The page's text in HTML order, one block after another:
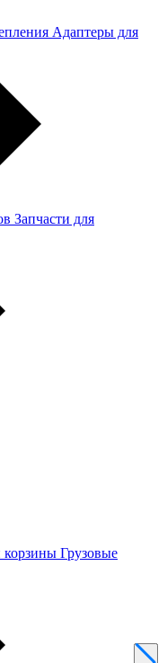
Адаптеры для
Запчасти для
Грузовые